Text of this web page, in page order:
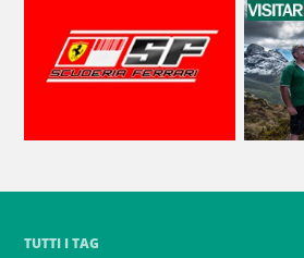
TUTTI I TAG